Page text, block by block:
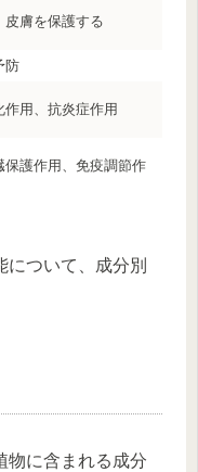
皮膚を保護する
防
用、抗炎症作用
保護作用、免疫調節作
について、成分別
物に含まれる成分